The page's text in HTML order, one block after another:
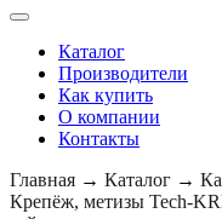
Каталог
Производители
Как купить
О компании
Контакты
Главная → Каталог →
Крепёж, метизы Tech-